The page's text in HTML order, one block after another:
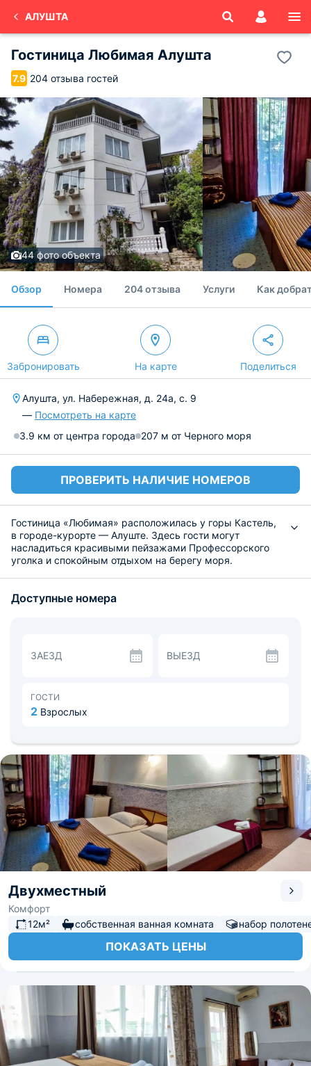
АЛУШТА
Гостиница Любимая Алушта
7.9 204 отзыва гостей
44 фото объекта
Обзор Номера 204 отзыва Услуги Как
Забронировать На карте Поделиться
Алушта, ул. Набережная, д. 24а, с. 9
— Посмотреть на карте
3.9 км от центра города 207 м от Черного моря
ПРОВЕРИТЬ НАЛИЧИЕ НОМЕРОВ
Гостиница «Любимая» расположилась у горы Кастель,
в городе-курорте — Алуште. Здесь гости могут
насладиться красивыми пейзажами Профессорского
уголка и спокойным отдыхом на берегу моря.
К размещению предложены 18 номеров категорий от
Имеется двуспальная или односпальные кровати с
набором белоснежного постельного белья, комплекты
вещей. Двухкомнатные номера имеют окна с видом на
море и гору. Доступна точка высокоскоростного
где подают свежие блюда, а также можно заказать
доставку еды в номер. Для гостей доступен уютный
внутренний дворик с мангальной зоной.
Ближайший пляж расположен в 0,4 км от гостиницы. В
2,1 км находится Дом-музей С. Н. Сергеева-Ценского.
Расстояние до железнодорожного вокзала составляет
42,4 км, до ближайшего аэропорта — 54 км.
Доступные номера
ЗАЕЗД ВЫЕЗД
ГОСТИ
2 Взрослых
Двухместный
Комфорт
12м²
собственная ванная комната набор
ПОКАЗАТЬ ЦЕНЫ